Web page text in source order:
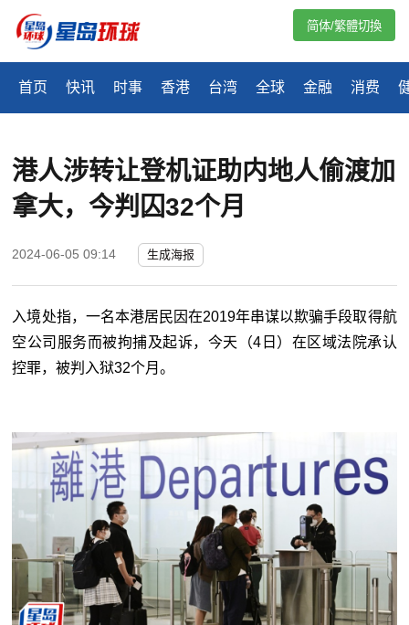
首页 快讯 时事 香港 台湾 全球 金融 消费
简体/繁體切換
港人涉转让登机证助内地人偷渡加
拿大，今判囚32个月
2024-06-05 09:14 生成海报
入境处指，一名本港居民因在2019年串谋以欺骗手段取得航
空公司服务而被拘捕及起诉，今天（4 日）在区域法院承认
控罪，被判入狱32个月。